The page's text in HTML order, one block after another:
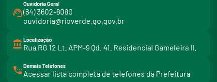
Ouvidoria Geral
(64) 3602-8080
ouvidoria@rioverde.go.gov.br
Localização
Rua RG 12 Lt. APM-9 Qd. 41. Residencial Gameleira II.
Demais Telefones
Acessar lista completa de telefones da Prefeitura
i